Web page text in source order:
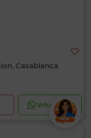
Casablanca
WhatsApp